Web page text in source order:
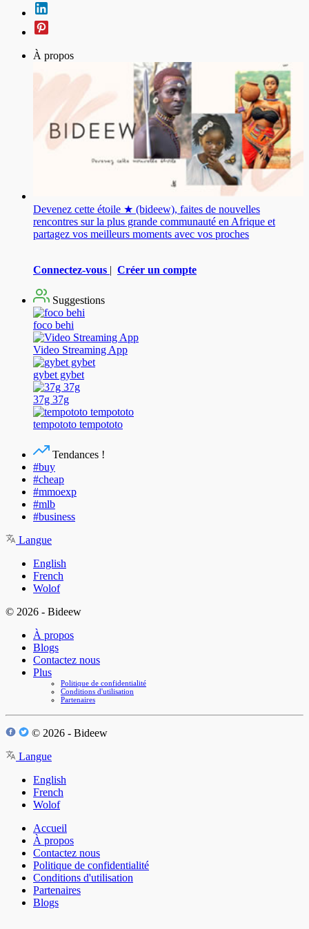
À propos
Devenez cette étoile ★ (bideew), faites de nouvelles
rencontres sur la plus grande communauté en Afrique et
partagez vos meilleurs moments avec vos proches
Connectez-vous | Créer un compte
Suggestions
foco behi
Video Streaming App
gybet gybet
37g 37g
tempototo tempototo
Tendances !
#buy
#cheap
#mmoexp
#mlb
#business
Langue
English
French
Wolof
© 2026 - Bideew
À propos
Blogs
Contactez nous
Plus
Politique de confidentialité
Conditions d'utilisation
Partenaires
© 2026 - Bideew
Langue
English
French
Wolof
Accueil
À propos
Contactez nous
Politique de confidentialité
Conditions d'utilisation
Partenaires
Blogs